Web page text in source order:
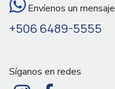
Envíenos un mensaje
+506 6489-5555
Síganos en redes